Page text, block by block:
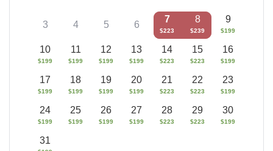
3 4 5 6
7
$223
8
$239
9
$199
10
$199
11
$199
12
$199
13
$199
14
$223
15
$223
16
$199
17
$199
18
$199
19
$199
20
$199
21
$223
22
$223
23
$199
24
$199
25
$199
26
$199
27
$199
28
$223
29
$223
30
$199
31